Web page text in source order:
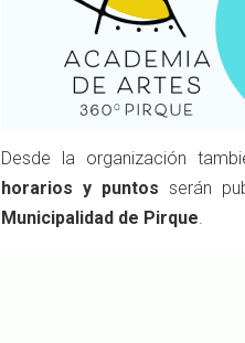
Desde la organización
horarios y puntos serán
Municipalidad de Pirque.